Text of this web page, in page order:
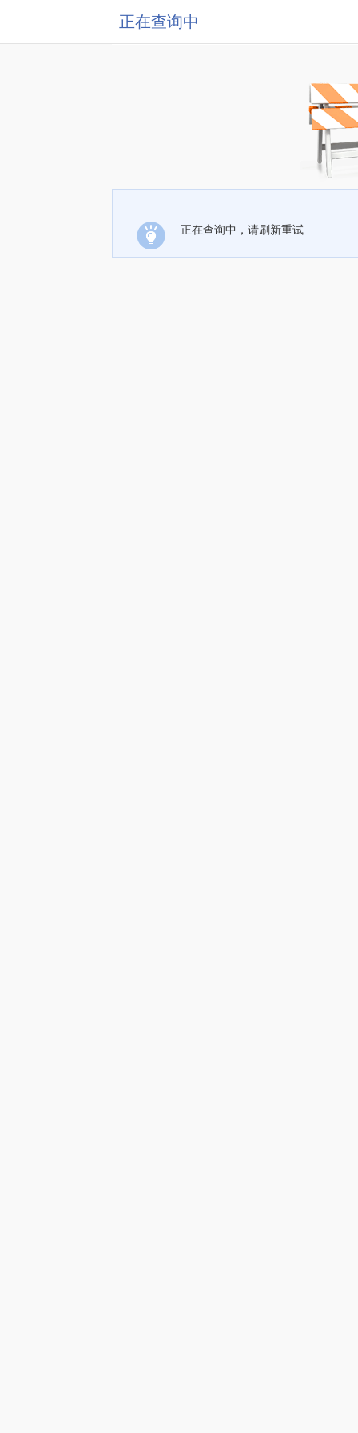
正在查询中
正在查询中，请刷新重试